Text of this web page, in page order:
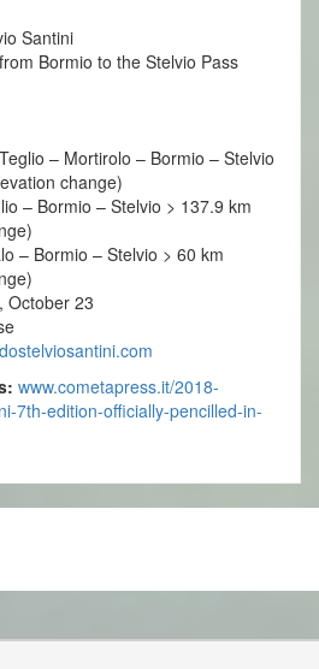
Santini
Bormio to the Stelvio Pass
– Mortirolo – Bormio – Stelvio
change)
– Bormio – Stelvio > 137.9 km
– Bormio – Stelvio > 60 km
October 23
com
www.cometapress.it/2018-
7th-edition-officially-pencilled-in-